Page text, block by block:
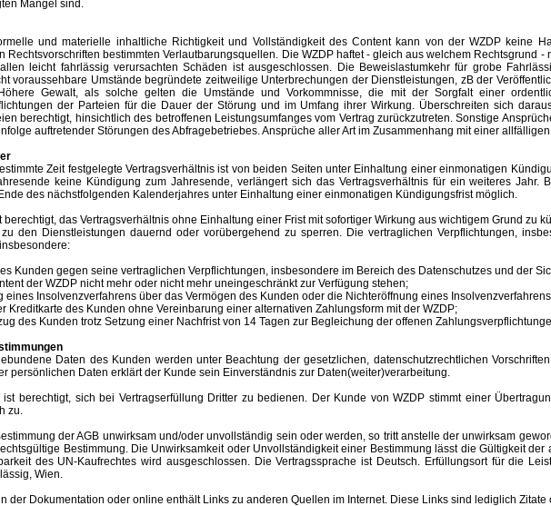
Mangel sind.
und materielle inhaltliche Richtigkeit und Vollständigkeit des Content kann von der WZDP keine
Rechtsvorschriften bestimmten Verlautbarungsquellen. Die WZDP haftet - gleich aus welchem Rechtsgrund
leicht fahrlässig verursachten Schäden ist ausgeschlossen. Die Beweislastumkehr für grobe
voraussehbare Umstände begründete zeitweilige Unterbrechungen der Dienstleistungen, zB der
Gewalt, als solche gelten die Umstände und Vorkommnisse, die mit der Sorgfalt einer
der Parteien für die Dauer der Störung und im Umfang ihrer Wirkung. Überschreiten sich
berechtigt, hinsichtlich des betroffenen Leistungsumfanges vom Vertrag zurückzutreten. Sonstige
auftretender Störungen des Abfragebetriebes. Ansprüche aller Art im Zusammenhang mit einer
Zeit festgelegte Vertragsverhältnis ist von beiden Seiten unter Einhaltung einer einmonatigen
keine Kündigung zum Jahresende, verlängert sich das Vertragsverhältnis für ein weiteres
des nächstfolgenden Kalenderjahres unter Einhaltung einer einmonatigen Kündigungsfrist möglich.
das Vertragsverhältnis ohne Einhaltung einer Frist mit sofortiger Wirkung aus wichtigem Grund zu
den Dienstleistungen dauernd oder vorübergehend zu sperren. Die vertraglichen Verpflichtungen,
Kunden gegen seine vertraglichen Verpflichtungen, insbesondere im Bereich des Datenschutzes und der
der WZDP nicht mehr oder nicht mehr uneingeschränkt zur Verfügung stehen;
eines Insolvenzverfahrens über das Vermögen des Kunden oder die Nichteröffnung eines
Kreditkarte des Kunden ohne Vereinbarung einer alternativen Zahlungsform mit der WZDP;
des Kunden trotz Setzung einer Nachfrist von 14 Tagen zur Begleichung der offenen
Daten des Kunden werden unter Beachtung der gesetzlichen, datenschutzrechtlichen
persönlichen Daten erklärt der Kunde sein Einverständnis zur Daten(weiter)verarbeitung.
sich bei Vertragserfüllung Dritter zu bedienen. Der Kunde von WZDP stimmt einer
zu.
der AGB unwirksam und/oder unvollständig sein oder werden, so tritt anstelle der unwirksam
Bestimmung. Die Unwirksamkeit oder Unvollständigkeit einer Bestimmung lässt die Gültigkeit
des UN-Kaufrechtes wird ausgeschlossen. Die Vertragssprache ist Deutsch. Erfüllungsort für die
Wien.
Dokumentation oder online enthält Links zu anderen Quellen im Internet. Diese Links sind lediglich